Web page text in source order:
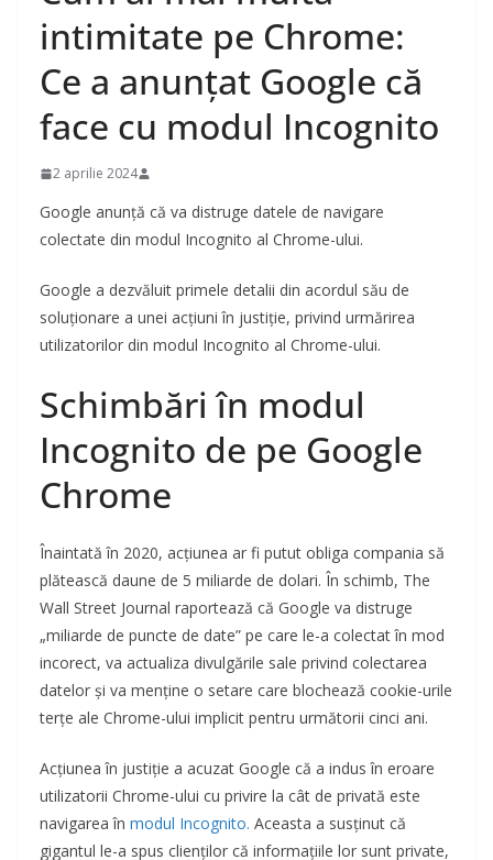
intimitate pe Chrome:
Ce a anunțat Google că
face cu modul Incognito
2 aprilie 2024
Google anunță că va distruge datele de navigare
colectate din modul Incognito al Chrome-ului.
Google a dezvăluit primele detalii din acordul său de
soluționare a unei acțiuni în justiție, privind urmărirea
utilizatorilor din modul Incognito al Chrome-ului.
Schimbări în modul
Incognito de pe Google
Chrome
Înaintată în 2020, acțiunea ar fi putut obliga compania să
plătească daune de 5 miliarde de dolari. În schimb, The
Wall Street Journal raportează că Google va distruge
„miliarde de puncte de date” pe care le-a colectat în mod
incorect, va actualiza divulgările sale privind colectarea
datelor și va menține o setare care blochează cookie-urile
terțe ale Chrome-ului implicit pentru următorii cinci ani.
Acțiunea în justiție a acuzat Google că a indus în eroare
utilizatorii Chrome-ului cu privire la cât de privată este
navigarea în modul Incognito. Aceasta a susținut că
gigantul le-a spus clienților că informațiile lor sunt private,